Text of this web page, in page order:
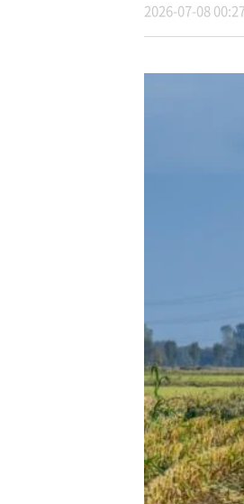
2026-07-08